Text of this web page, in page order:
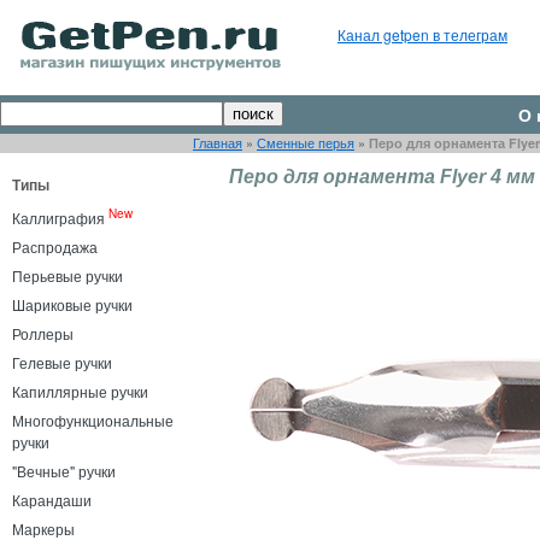
Канал getpen в телеграм
О
Главная » Сменные перья » Перо для орнамента
Типы
Каллиграфия New
Распродажа
Перьевые ручки
Шариковые ручки
Роллеры
Гелевые ручки
Капиллярные ручки
Многофункциональные
ручки
"Вечные" ручки
Карандаши
Маркеры
Перо для орнамента Flyer 4 мм